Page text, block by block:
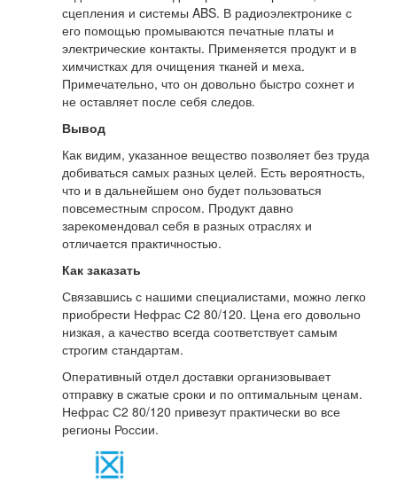
сцепления и системы ABS. В радиоэлектронике с
его помощью промываются печатные платы и
электрические контакты. Применяется продукт и в
химчистках для очищения тканей и меха.
Примечательно, что он довольно быстро сохнет и
не оставляет после себя следов.
Вывод
Как видим, указанное вещество позволяет без труда
добиваться самых разных целей. Есть вероятность,
что и в дальнейшем оно будет пользоваться
повсеместным спросом. Продукт давно
зарекомендовал себя в разных отраслях и
отличается практичностью.
Как заказать
Связавшись с нашими специалистами, можно легко
приобрести Нефрас С2 80/120. Цена его довольно
низкая, а качество всегда соответствует самым
строгим стандартам.
Оперативный отдел доставки организовывает
отправку в сжатые сроки и по оптимальным ценам.
Нефрас С2 80/120 привезут практически во все
регионы России.